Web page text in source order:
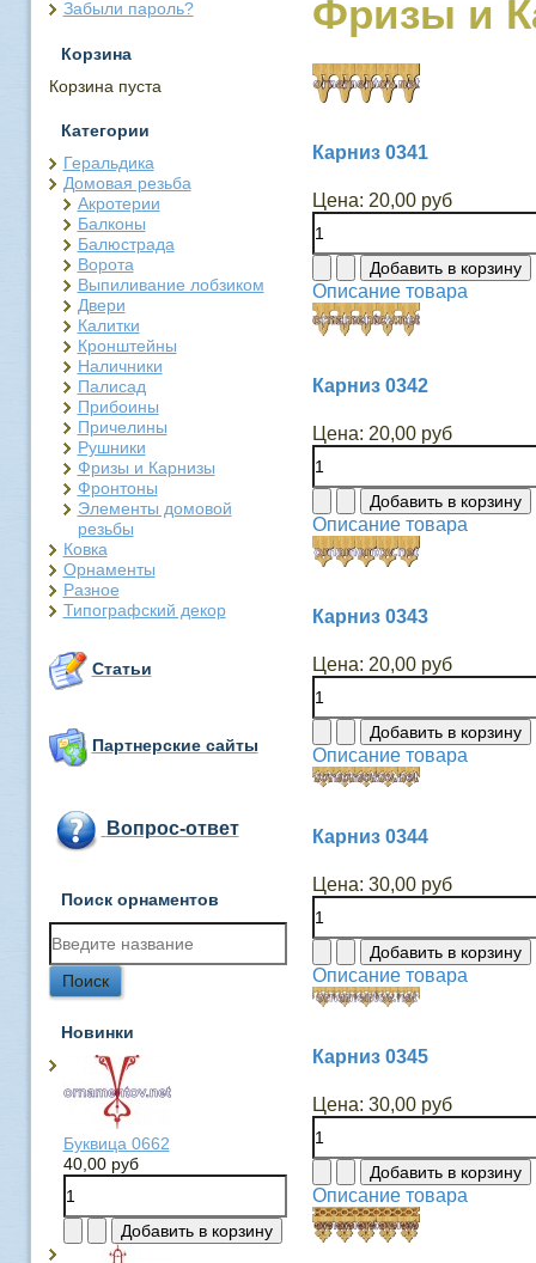
Забыли пароль?
Корзина
Корзина пуста
Категории
Геральдика
Домовая резьба
Акротерии
Балконы
Балюстрада
Ворота
Выпиливание лобзиком
Двери
Калитки
Кронштейны
Наличники
Палисад
Прибоины
Причелины
Рушники
Фризы и Карнизы
Фронтоны
Элементы домовой
резьбы
Ковка
Орнаменты
Разное
Типографский декор
Статьи
Партнерские сайты
Вопрос-ответ
Поиск орнаментов
Новинки
Буквица 0662
40,00 руб
Фризы и
Карниз 0341
Цена: 20,00 руб
Описание товара
Карниз 0342
Цена: 20,00 руб
Описание товара
Карниз 0343
Цена: 20,00 руб
Описание товара
Карниз 0344
Цена: 30,00 руб
Описание товара
Карниз 0345
Цена: 30,00 руб
Описание товара